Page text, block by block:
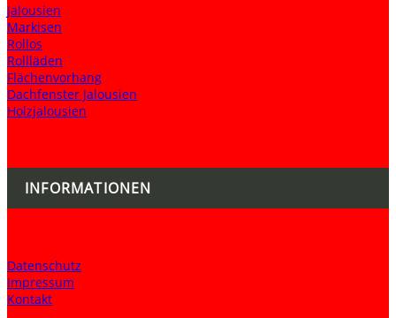
Jalousien
Markisen
Rollos
Rollläden
Flächenvorhang
Dachfenster Jalousien
Holzjalousien
INFORMATIONEN
Datenschutz
Impressum
Kontakt